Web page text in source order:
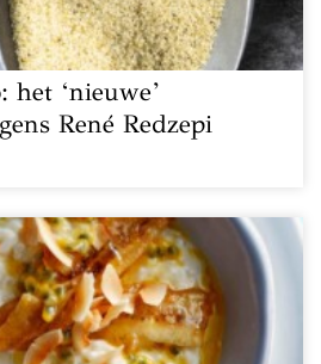
het ‘nieuwe’
René Redzepi